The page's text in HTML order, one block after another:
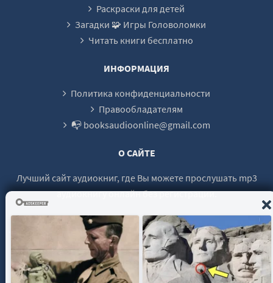
Раскраски для детей
Загадки 🧩 Игры Головоломки
Читать книги бесплатно
ИНФОРМАЦИЯ
Политика конфиденциальности
Правообладателям
📭 booksaudioonline@gmail.com
О САЙТЕ
Лучший сайт аудиокниг, где Вы можете прослушать mp3
аудиокнигу онлайн без регистрации.
© 2021 - 2026 booksaudio-online.com Все права защищены.